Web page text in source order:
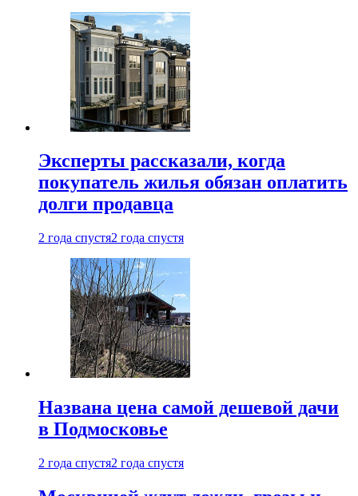
Эксперты рассказали, когда
покупатель жилья обязан оплатить
долги продавца
2 года спустя2 года спустя
Названа цена самой дешевой дачи
в Подмосковье
2 года спустя2 года спустя